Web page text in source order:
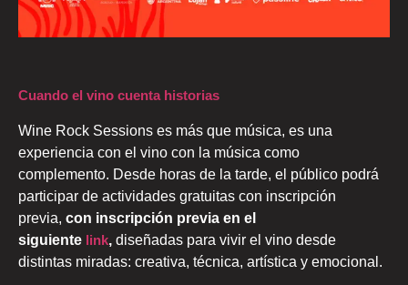
Cuando el vino cuenta historias
Wine Rock Sessions es más que música, es una
experiencia con el vino con la música como
complemento. Desde horas de la tarde, el público podrá
participar de actividades gratuitas con inscripción
previa, con inscripción previa en el
siguiente link, diseñadas para vivir el vino desde
distintas miradas: creativa, técnica, artística y emocional.